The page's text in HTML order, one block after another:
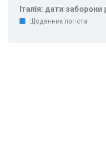
Італія: дати заборони
Щоденник логіста